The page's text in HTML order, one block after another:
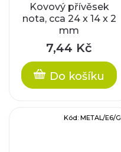
Kovový přívěsek
nota, cca 24 x 14 x 2
mm
7,44 Kč
Do košíku
Kód: METAL/E6/G